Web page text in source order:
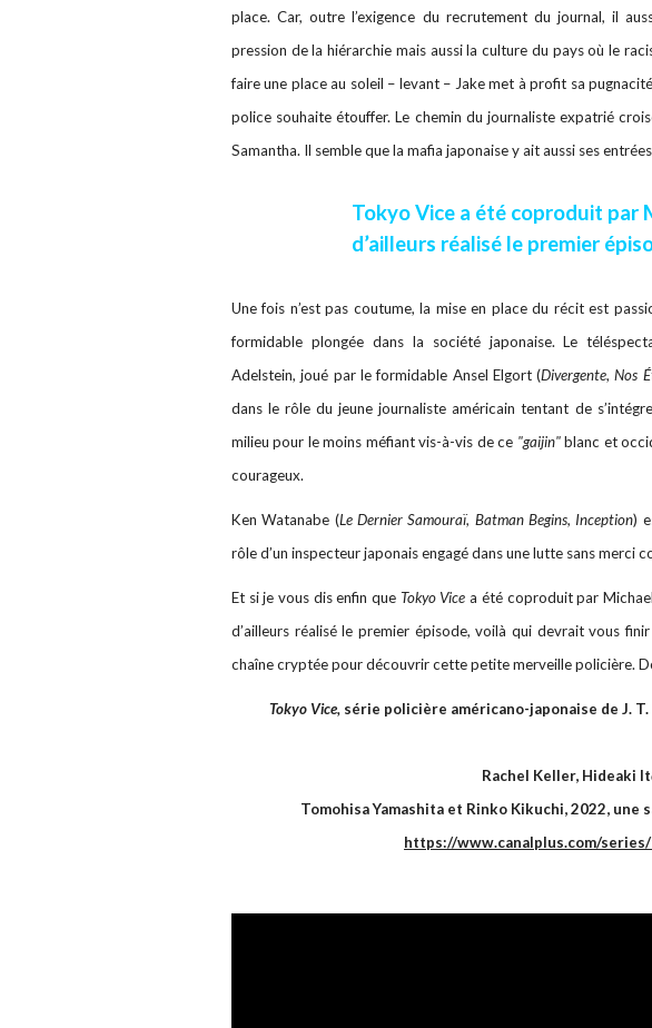
place. Car, outre l’exigence du recrutement du journal, il
pression de la hiérarchie mais aussi la culture du pays où le
faire une place au soleil – levant – Jake met à profit sa
police souhaite étouffer. Le chemin du journaliste expatrié
Samantha. Il semble que la mafia japonaise y ait aussi ses
Tokyo Vice a été coproduit par
d’ailleurs réalisé le premier
Une fois n’est pas coutume, la mise en place du récit est
formidable plongée dans la société japonaise. Le
Adelstein, joué par le formidable Ansel Elgort (Divergente, Nos
dans le rôle du jeune journaliste américain tentant de
milieu pour le moins méfiant vis-à-vis de ce "gaijin"blanc et
courageux.
Ken Watanabe (Le Dernier Samouraï, Batman Begins, Inception)
rôle d’un inspecteur japonais engagé dans une lutte sans merci
Et si je vous dis enfin que Tokyo Vice a été coproduit par
d’ailleurs réalisé le premier épisode, voilà qui devrait vous
chaîne cryptée pour découvrir cette petite merveille policière.
Tokyo Vice, série policière américano-japonaise de J.
Rachel Keller, Hideaki
Tomohisa Yamashita et Rinko Kikuchi, 2022, une
https://www.canalplus.com/